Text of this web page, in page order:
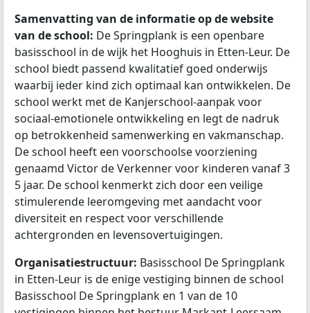
Samenvatting van de informatie op de website
van de school: De Springplank is een openbare
basisschool in de wijk het Hooghuis in Etten-Leur. De
school biedt passend kwalitatief goed onderwijs
waarbij ieder kind zich optimaal kan ontwikkelen. De
school werkt met de Kanjerschool-aanpak voor
sociaal-emotionele ontwikkeling en legt de nadruk
op betrokkenheid samenwerking en vakmanschap.
De school heeft een voorschoolse voorziening
genaamd Victor de Verkenner voor kinderen vanaf 3
5 jaar. De school kenmerkt zich door een veilige
stimulerende leeromgeving met aandacht voor
diversiteit en respect voor verschillende
achtergronden en levensovertuigingen.
Organisatiestructuur: Basisschool De Springplank
in Etten-Leur is de enige vestiging binnen de school
Basisschool De Springplank en 1 van de 10